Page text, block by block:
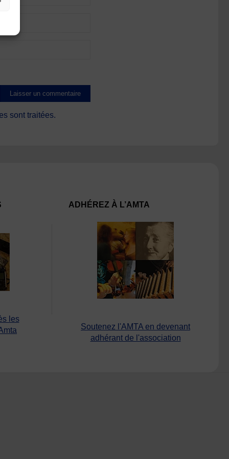
sont traitées.
les
ADHÉREZ À L’AMTA
Soutenez l'AMTA en devenant
adhérant de l'association